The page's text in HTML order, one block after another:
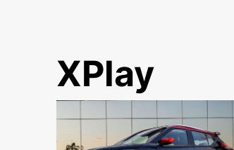
XPlay